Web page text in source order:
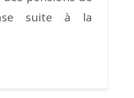
suite à la